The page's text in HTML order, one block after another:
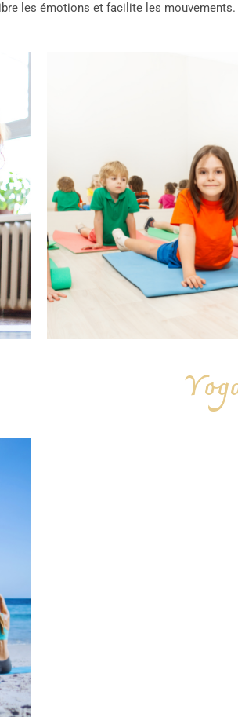
les émotions et facilite les mouvements.